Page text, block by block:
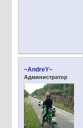
~AndreY~
Администратор